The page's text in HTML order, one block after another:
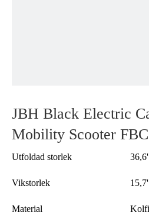
JBH Black Electric
Mobility Scooter
Utfoldad storlek
Vikstorlek
Material